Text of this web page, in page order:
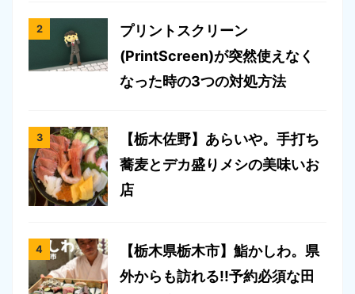
プリントスクリーン
(PrintScreen)が突然使えなく
なった時の3つの対処方法
【栃木佐野】あらいや。手打ち
蕎麦とデカ盛りメシの美味いお
店
【栃木県栃木市】鮨かしわ。県
外からも訪れる!!予約必須な田